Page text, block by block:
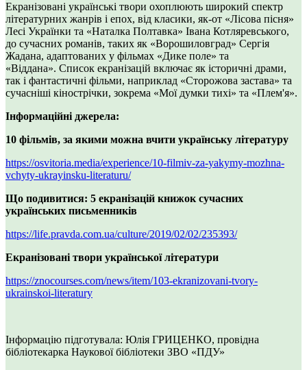
Екранізовані українські твори охоплюють широкий спектр
літературних жанрів і епох, від класики, як-от «Лісова пісня»
Лесі Українки та «Наталка Полтавка» Івана Котляревського,
до сучасних романів, таких як «Ворошиловград» Сергія
Жадана, адаптованих у фільмах «Дике поле» та
«Віддана». Список екранізацій включає як історичні драми,
так і фантастичні фільми, наприклад «Сторожова застава» та
сучасніші кінострічки, зокрема «Мої думки тихі» та «Плем'я».
Інформаційні джерела:
10 фільмів, за якими можна вчити українську літературу
https://osvitoria.media/experience/10-filmiv-za-yakymy-mozhna-
vchyty-ukrayinsku-literaturu/
Що подивитися: 5 екранізацій книжок сучасних
українських письменників
https://life.pravda.com.ua/culture/2019/02/02/235393/
Екранізовані твори української літератури
https://znocourses.com/news/item/103-ekranizovani-tvory-
ukrainskoi-literatury
Інформацію підготувала: Юлія ГРИЦЕНКО, провідна
бібліотекарка Наукової бібліотеки ЗВО «ПДУ»